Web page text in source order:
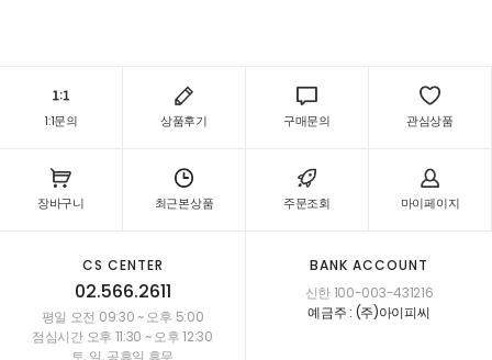
1:1문의 상품후기 구매문의 관심상품
장바구니 최근본상품 주문조회 마이페이지
CS CENTER
02.566.2611
평일 오전 09:30 ~ 오후 5:00
점심시간 오후 11:30 ~ 오후 12:30
BANK ACCOUNT
신한 100-003-431216
예금주 : (주)아이피씨